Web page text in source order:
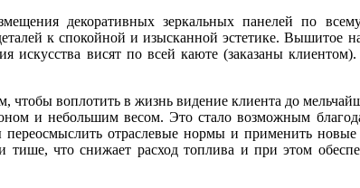
декоративных зеркальных панелей по
к спокойной и изысканной эстетике. Вышитое
висят по всей каюте (заказаны
чтобы воплотить в жизнь видение клиента до
и небольшим весом. Это стало возможным
отраслевые нормы и применить новые
что снижает расход топлива и при этом